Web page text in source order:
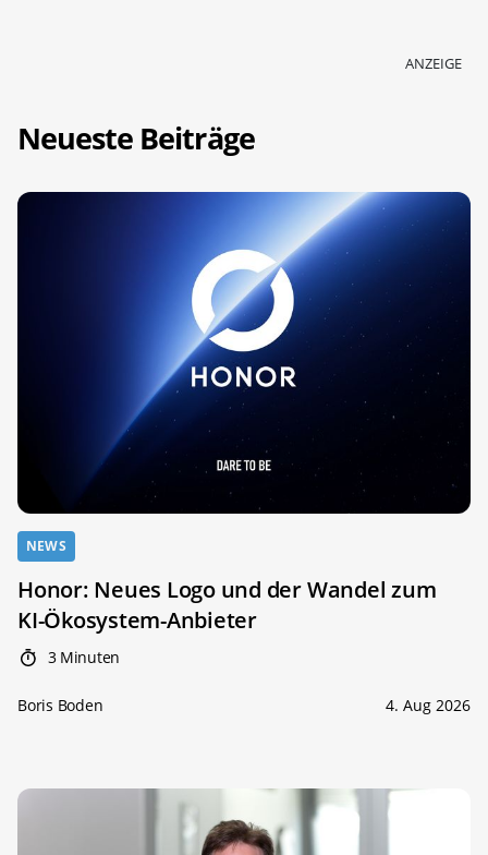
ANZEIGE
Neueste Beiträge
NEWS
Honor: Neues Logo und der Wandel zum
KI-Ökosystem-Anbieter
3 Minuten
Boris Boden 4. Aug 2026